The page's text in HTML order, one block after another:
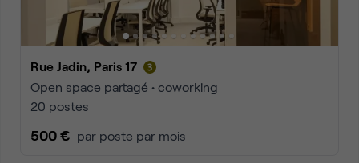
Rue Jadin, Paris 17
Open space partagé • coworking
20 postes
500 € par poste par mois